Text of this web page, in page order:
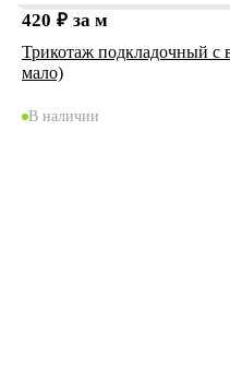
420 ₽ за м
Трикотаж подкладочный с
мало)
В наличии